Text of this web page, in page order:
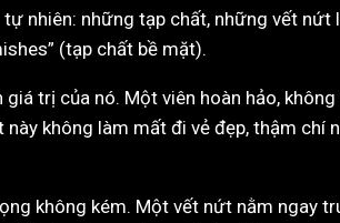
nhiên: những tạp chất, những vết
(tạp chất bề mặt).
trị của nó. Một viên hoàn hảo,
không làm mất đi vẻ đẹp, thậm
không kém. Một vết nứt nằm ngay